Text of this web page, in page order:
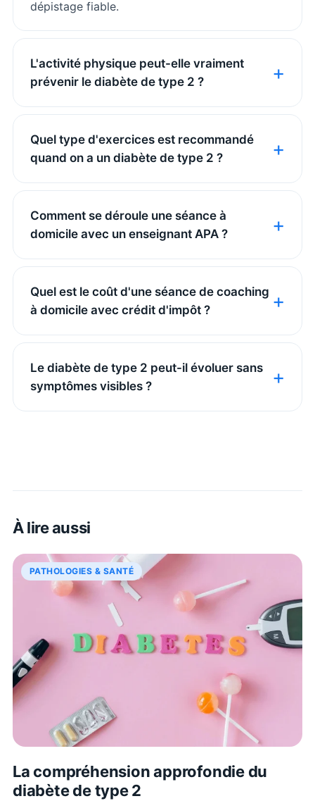
dépistage fiable.
L'activité physique peut-elle vraiment
prévenir le diabète de type 2 ?
Quel type d'exercices est recommandé
quand on a un diabète de type 2 ?
Comment se déroule une séance à
domicile avec un enseignant APA ?
Quel est le coût d'une séance de coaching
à domicile avec crédit d'impôt ?
Le diabète de type 2 peut-il évoluer sans
symptômes visibles ?
À lire aussi
PATHOLOGIES & SANTÉ
La compréhension approfondie du
diabète de type 2